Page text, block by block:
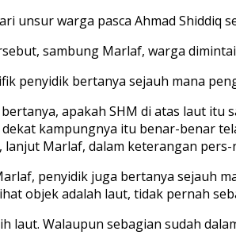
unsur warga pasca Ahmad
sambung Marlaf, warga
penyidik bertanya sejauh mana
apakah SHM di atas laut
kampungnya itu benar-benar
lanjut Marlaf, dalam keterangan pers-
penyidik juga bertanya sejauh
objek adalah laut, tidak pernah
laut. Walaupun sebagian sudah